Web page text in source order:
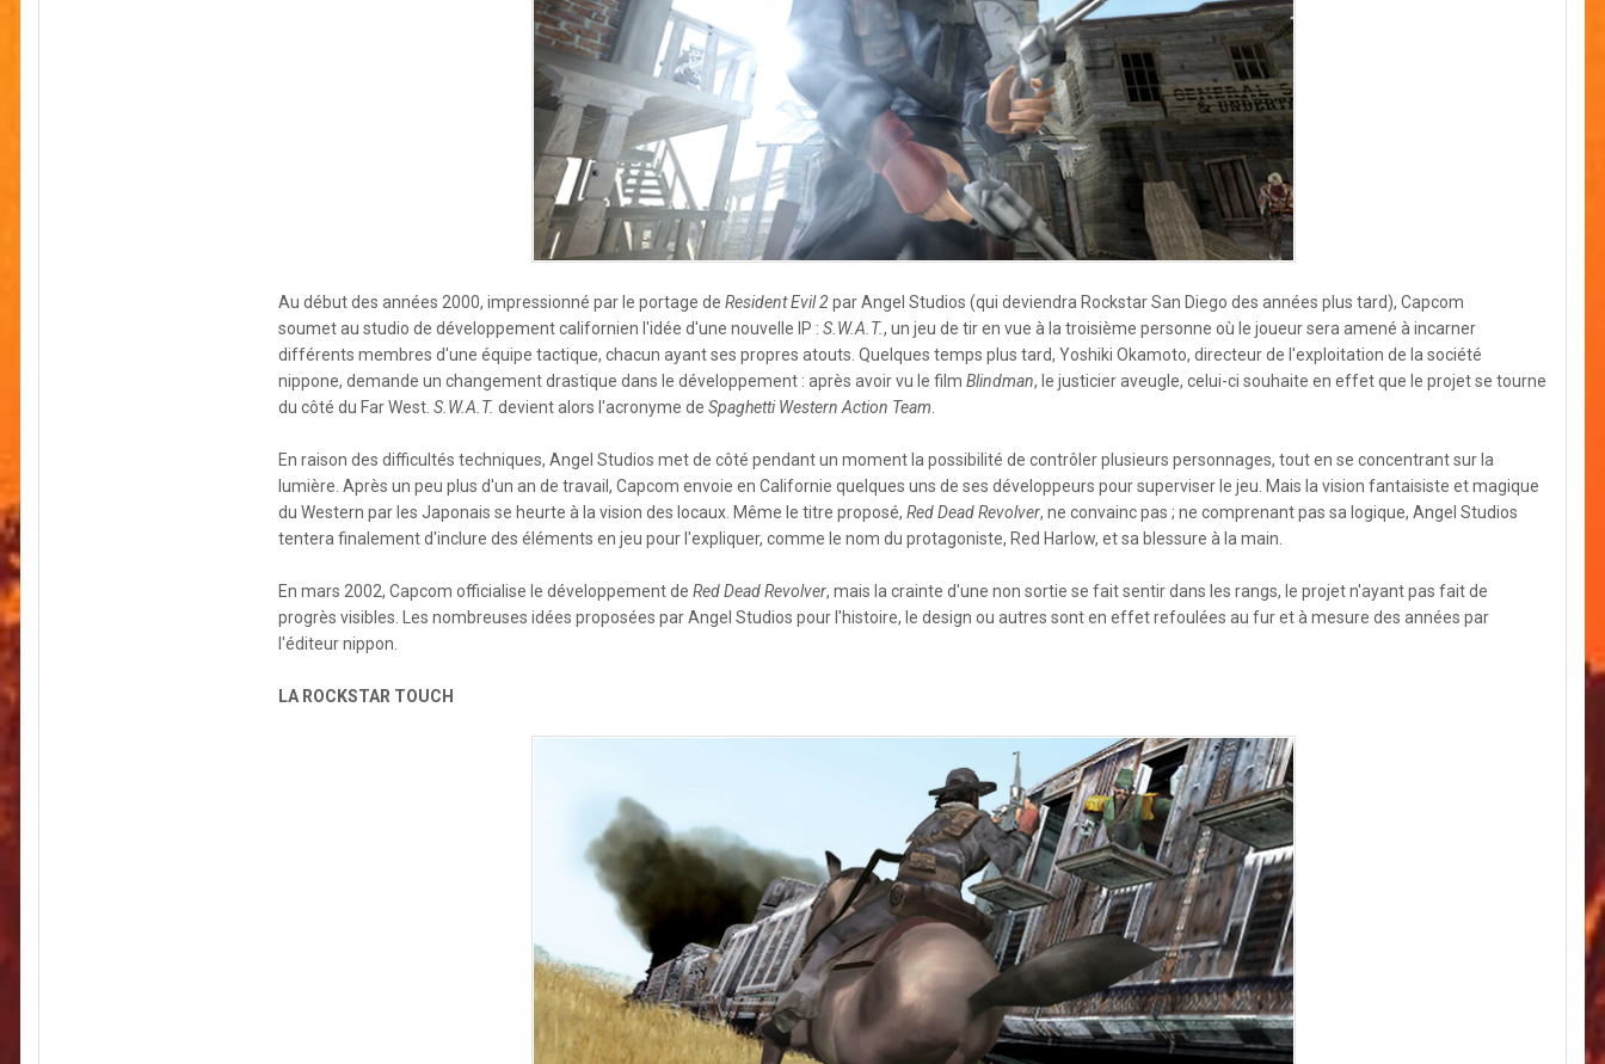
Au début des années 2000, impressionné par le portage de Resident Evil 2par Angel Studios (qui deviendra Rockstar San Diego des années plus tard), Capcom
soumet au studio de développement californien l'idée d'une nouvelle IP : S.W.A.T., un jeu de tir en vue à la troisième personne où le joueur sera amené à incarner
différents membres d'une équipe tactique, chacun ayant ses propres atouts. Quelques temps plus tard, Yoshiki Okamoto, directeur de l'exploitation de la société
nippone, demande un changement drastique dans le développement : après avoir vu le film Blindman, le justicier aveugle, celui-ci souhaite en effet que le projet se tourne
du côté du Far West. S.W.A.T. devient alors l'acronyme de Spaghetti Western Action Team.
En raison des difficultés techniques, Angel Studios met de côté pendant un moment la possibilité de contrôler plusieurs personnages, tout en se concentrant sur la
lumière. Après un peu plus d'un an de travail, Capcom envoie en Californie quelques uns de ses développeurs pour superviser le jeu. Mais la vision fantaisiste et magique
du Western par les Japonais se heurte à la vision des locaux. Même le titre proposé, Red Dead Revolver, ne convainc pas ; ne comprenant pas sa logique, Angel Studios
tentera finalement d'inclure des éléments en jeu pour l'expliquer, comme le nom du protagoniste, Red Harlow, et sa blessure à la main.
En mars 2002, Capcom officialise le développement de Red Dead Revolver, mais la crainte d'une non sortie se fait sentir dans les rangs, le projet n'ayant pas fait de
progrès visibles. Les nombreuses idées proposées par Angel Studios pour l'histoire, le design ou autres sont en effet refoulées au fur et à mesure des années par
l'éditeur nippon.
LA ROCKSTAR TOUCH